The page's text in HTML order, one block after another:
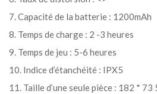
7. Capacité de la batterie : 1200mAh
8. Temps de charge : 2 -3 heures
9. Temps de jeu : 5-6 heures
10. Indice d’étanchéité : IPX5
11. Taille d’une seule pièce : 182 *